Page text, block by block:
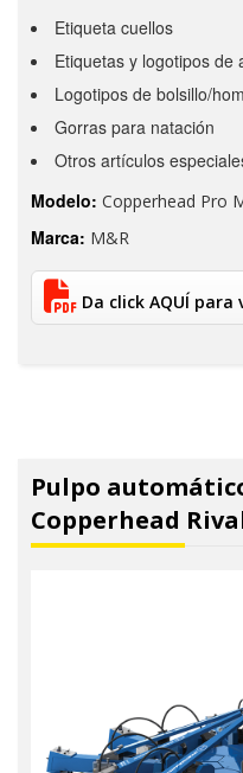
Etiqueta cuellos
Etiquetas y logotipos de
Logotipos de bolsillo/
Gorras para natación
Otros artículos
Modelo: Copperhead Pro
Marca: M&R
Da click AQUÍ para
Pulpo
Copperhead